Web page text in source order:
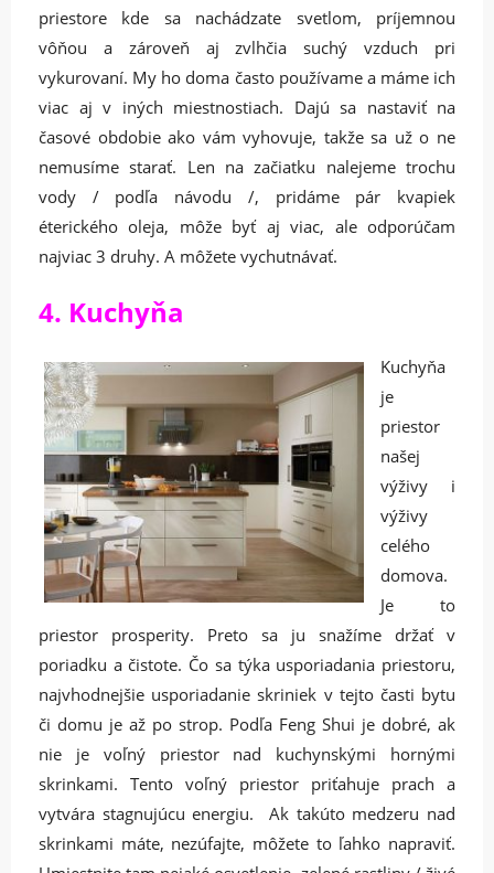
priestore kde sa nachádzate svetlom, príjemnou
vôňou a zároveň aj zvlhčia suchý vzduch pri
vykurovaní. My ho doma často používame a máme ich
viac aj v iných miestnostiach. Dajú sa nastaviť na
časové obdobie ako vám vyhovuje, takže sa už o ne
nemusíme starať. Len na začiatku nalejeme trochu
vody / podľa návodu /, pridáme pár kvapiek
éterického oleja, môže byť aj viac, ale odporúčam
najviac 3 druhy. A môžete vychutnávať.
4. Kuchyňa
Kuchyňa
je
priestor
našej
výživy i
výživy
celého
domova.
Je to
priestor prosperity. Preto sa ju snažíme držať v
poriadku a čistote. Čo sa týka usporiadania priestoru,
najvhodnejšie usporiadanie skriniek v tejto časti bytu
či domu je až po strop. Podľa Feng Shui je dobré, ak
nie je voľný priestor nad kuchynskými hornými
skrinkami. Tento voľný priestor priťahuje prach a
vytvára stagnujúcu energiu. Ak takúto medzeru nad
skrinkami máte, nezúfajte, môžete to ľahko napraviť.